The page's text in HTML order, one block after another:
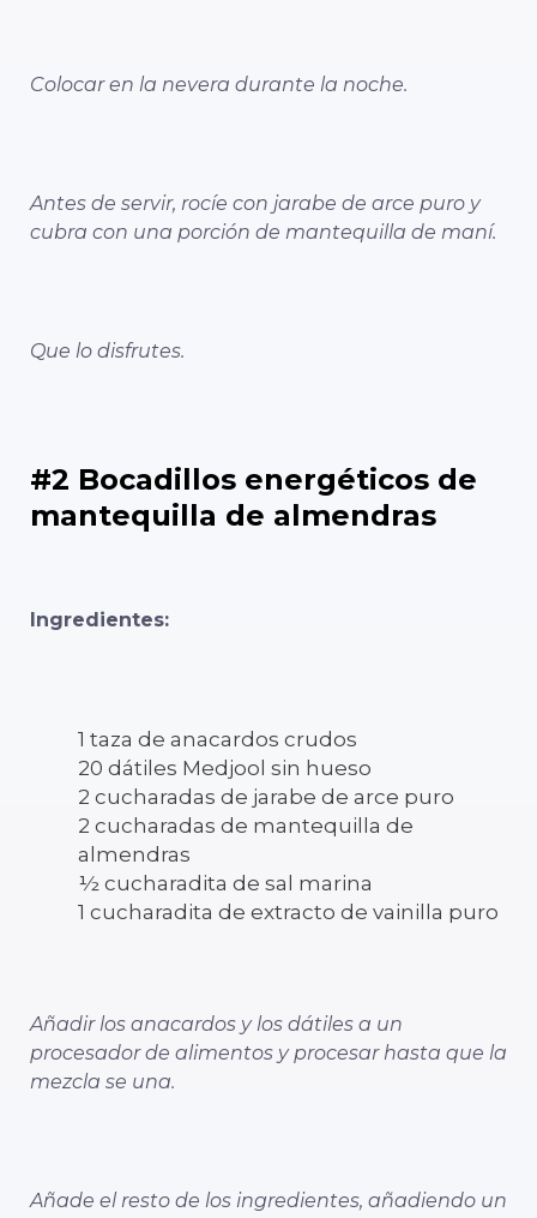
Colocar en la nevera durante la noche.
Antes de servir, rocíe con jarabe de arce puro y
cubra con una porción de mantequilla de maní.
Que lo disfrutes.
#2 Bocadillos energéticos de
mantequilla de almendras
Ingredientes:
1 taza de anacardos crudos
20 dátiles Medjool sin hueso
2 cucharadas de jarabe de arce puro
2 cucharadas de mantequilla de
almendras
½ cucharadita de sal marina
1 cucharadita de extracto de vainilla puro
Añadir los anacardos y los dátiles a un
procesador de alimentos y procesar hasta que la
mezcla se una.
Añade el resto de los ingredientes, añadiendo un